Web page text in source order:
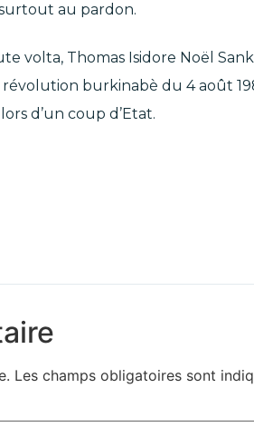
au pardon.
volta, Thomas Isidore Noël
burkinabè du 4 août
d’un coup d’Etat.
Les champs obligatoires sont